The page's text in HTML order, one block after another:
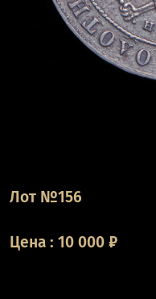
Лот №156
Цена : 10 000 ₽